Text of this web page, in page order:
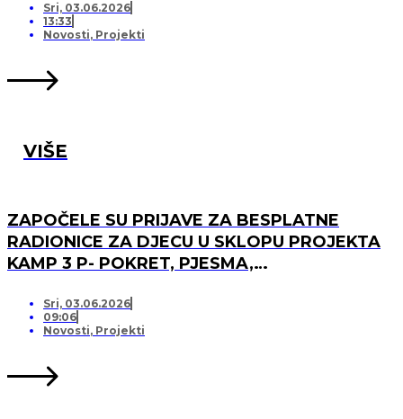
LISTU ČEKANJA
Sri, 03.06.2026
13:33
Novosti, Projekti
VIŠE
ZAPOČELE SU PRIJAVE ZA BESPLATNE
RADIONICE ZA DJECU U SKLOPU PROJEKTA
KAMP 3 P- POKRET, PJESMA,
Sri, 03.06.2026
09:06
Novosti, Projekti